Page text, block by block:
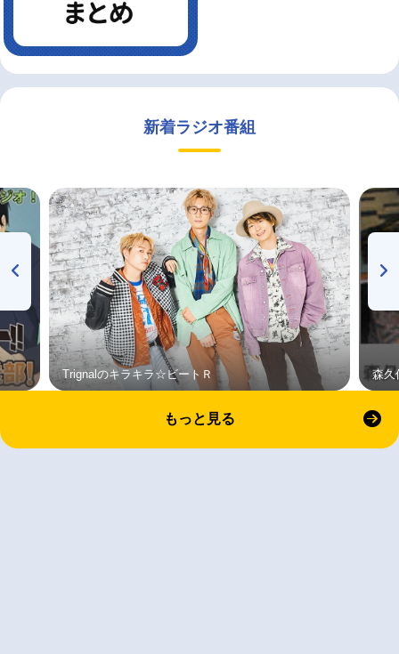
新着ラジオ番組
Trignalのキラキラ☆ビートＲ 森久
もっと見る